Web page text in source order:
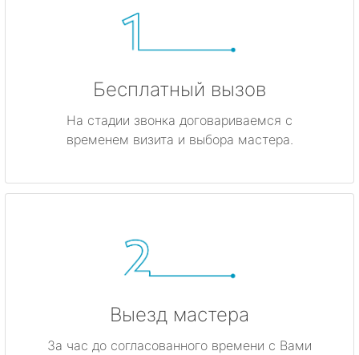
Бесплатный вызов
На стадии звонка договариваемся с
временем визита и выбора мастера.
Выезд мастера
За час до согласованного времени с Вами